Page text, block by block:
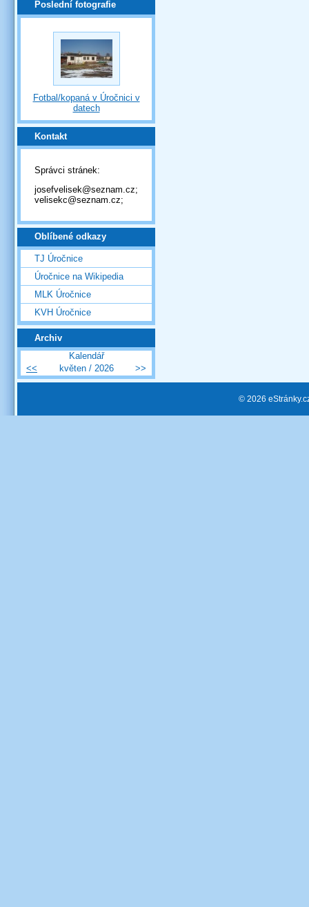
Poslední fotografie
Fotbal/kopaná v Úročnici v
datech
Kontakt
Správci stránek:
josefvelisek@seznam.cz;
velisekc@seznam.cz;
Oblíbené odkazy
TJ Úročnice
Úročnice na Wikipedia
MLK Úročnice
KVH Úročnice
Archiv
Kalendář
<<
květen / 2026 >>
© 2026